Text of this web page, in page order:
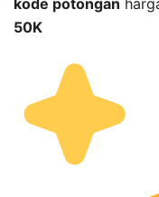
kode potongan
50K